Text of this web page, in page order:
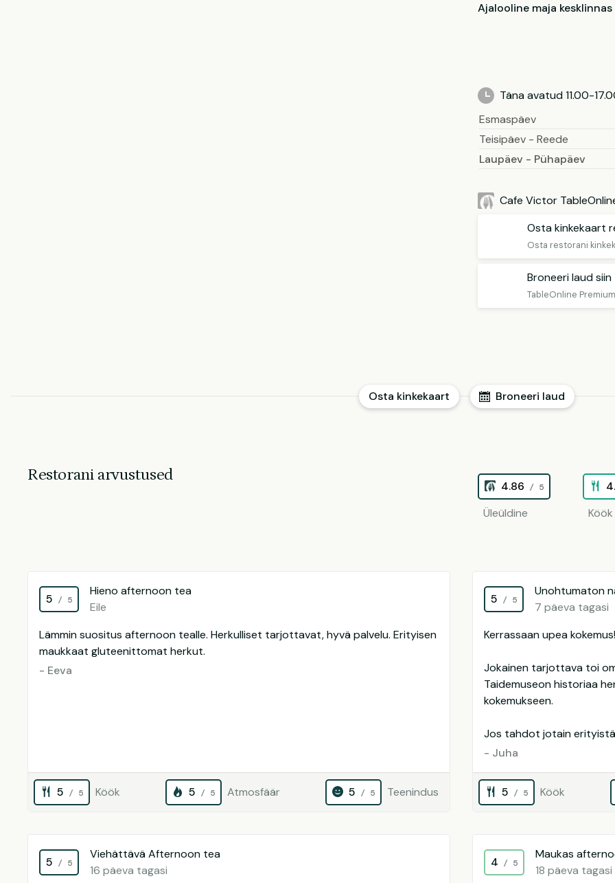
Ajalooline maja kesklinnas
Täna avatud 11.00-
Esmaspäev
Teisipäev - Reede
Laupäev - Pühapäev
Cafe Victor
Osta kinkekaart
Broneeri laud
Broneeri laud
Osta kinkekaart
Restorani arvustused
4.86 / 5
Üleüldine Köök
5 / 5
Hieno afternoon tea
Eile
Lämmin suositus afternoon tealle. Herkulliset tarjottavat, hyvä palvelu. Erityisen
maukkaat gluteenittomat herkut.
- Eeva
5 / 5 Köök 5 / 5 Atmosfäär 5 / 5 Teenindus
5 / 5
Unohtumaton
7 päeva tagasi
Kerrassaan upea kokemus!
Jokainen tarjottava toi
Taidemuseon historiaa
kokemukseen.
Jos tahdot jotain
- Juha
5 / 5 Köök
5 / 5
Viehättävä Afternoon tea
16 päeva tagasi
4 / 5
Maukas
18 päeva tagasi